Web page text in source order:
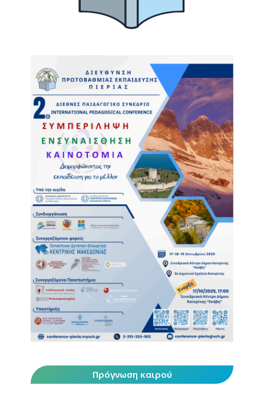
Πρόγνωση καιρού